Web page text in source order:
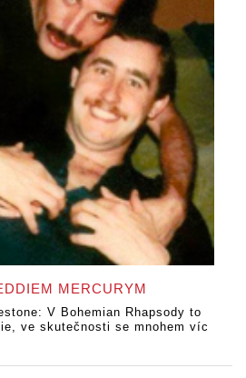
MERCURYM
V Bohemian Rhapsody to
ve skutečnosti se mnohem víc